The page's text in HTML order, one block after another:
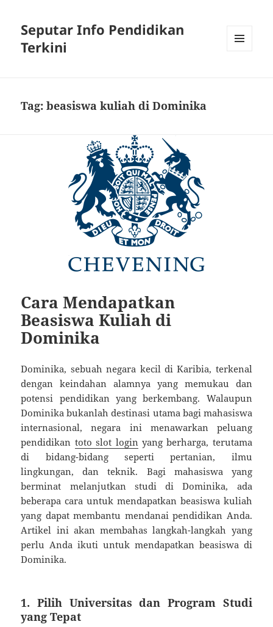
Seputar Info Pendidikan
Terkini
Tag:beasiswa kuliah di Dominika
Cara Mendapatkan
Beasiswa Kuliah di
Dominika
Dominika, sebuah negara kecil di Karibia, terkenal
dengan keindahan alamnya yang memukau dan
potensi pendidikan yang berkembang. Walaupun
Dominika bukanlah destinasi utama bagi mahasiswa
internasional, negara ini menawarkan peluang
pendidikan toto slot login yang berharga, terutama
di bidang-bidang seperti pertanian, ilmu
lingkungan, dan teknik. Bagi mahasiswa yang
berminat melanjutkan studi di Dominika, ada
beberapa cara untuk mendapatkan beasiswa kuliah
yang dapat membantu mendanai pendidikan Anda.
Artikel ini akan membahas langkah-langkah yang
perlu Anda ikuti untuk mendapatkan beasiswa di
Dominika.
1. Pilih Universitas dan Program Studi
yang Tepat